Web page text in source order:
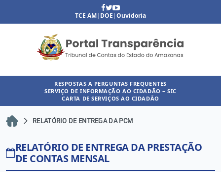
TCE AM| DOE|Ouvidoria
RESPOSTAS A PERGUNTAS FREQUENTES
SERVIÇO DE INFORMAÇÃO AO CIDADÃO – SIC
CARTA DE SERVIÇOS AO CIDADÃO
RELATÓRIO DE ENTREGA DA PCM
RELATÓRIO DE ENTREGA DA PRESTAÇÃO
DE CONTAS MENSAL